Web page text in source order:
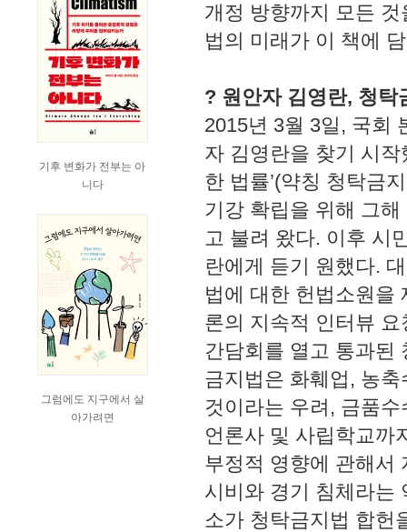
기후 변화가 전부는 아
니다
그럼에도 지구에서 살
아가려면
개정 방향까지 모든
법의 미래가 이 책에
? 원안자 김영란, 청탁
2015년 3월 3일, 국회
자 김영란을 찾기 시
한 법률’(약칭 청탁금
기강 확립을 위해 그해
고 불려 왔다. 이후 시
란에게 듣기 원했다.
법에 대한 헌법소원을
론의 지속적 인터뷰
간담회를 열고 통과된
금지법은 화훼업, 농
것이라는 우려, 금품
언론사 및 사립학교까
부정적 영향에 관해서
시비와 경기 침체라는
소가 청탁금지법 합헌